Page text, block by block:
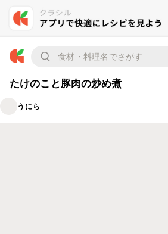
たけのこと豚肉の炒め煮
うにら